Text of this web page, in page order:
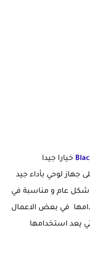
خيارا جيدا
لوحي بأداء جيد
شكل عام و مناسبة في
في بعض الاعمال
يعد استخدامها